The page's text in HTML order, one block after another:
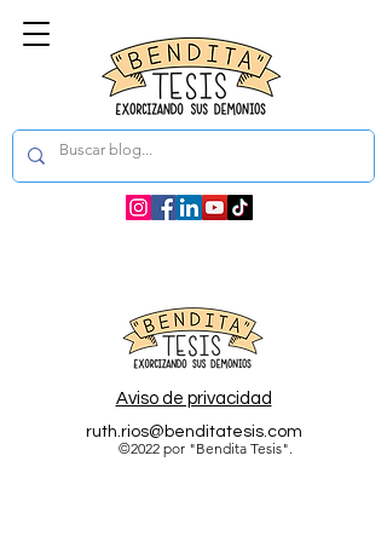
Aviso de privacidad
ruth.rios@benditatesis.com
©2022 por "Bendita Tesis".